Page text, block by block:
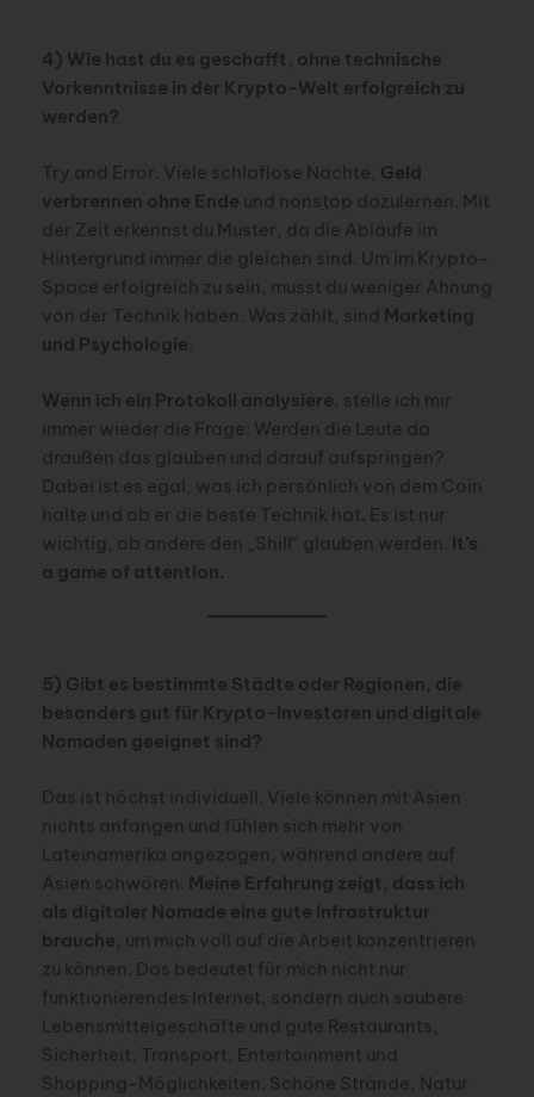
4) Wie hast du es geschafft, ohne technische
Vorkenntnisse in der Krypto-Welt erfolgreich zu
werden?
Try and Error. Viele schlaflose Nächte, Geld
verbrennen ohne Ende und nonstop dazulernen. Mit
der Zeit erkennst du Muster, da die Abläufe im
Hintergrund immer die gleichen sind. Um im Krypto-
Space erfolgreich zu sein, musst du weniger Ahnung
von der Technik haben. Was zählt, sind Marketing
und Psychologie
Wenn ich ein Protokoll analysiere, stelle ich mir
immer wieder die Frage: Werden die Leute da
draußen das glauben und darauf aufspringen?
Dabei ist es egal, was ich persönlich von dem Coin
halte und ob er die beste Technik hat. Es ist nur
wichtig, ob andere den „Shill“ glauben werden. It’s
a game of attention.
5) Gibt es bestimmte Städte oder Regionen, die
besonders gut für Krypto-Investoren und digitale
Nomaden geeignet sind?
Das ist höchst individuell. Viele können mit Asien
nichts anfangen und fühlen sich mehr von
Lateinamerika angezogen, während andere auf
Asien schwören. Meine Erfahrung zeigt, dass ich
als digitaler Nomade eine gute Infrastruktur
brauche, um mich voll auf die Arbeit konzentrieren
zu können. Das bedeutet für mich nicht nur
funktionierendes Internet, sondern auch saubere
Lebensmittelgeschäfte und gute Restaurants,
Sicherheit, Transport, Entertainment und
Shopping-Möglichkeiten. Schöne Strände, Natur